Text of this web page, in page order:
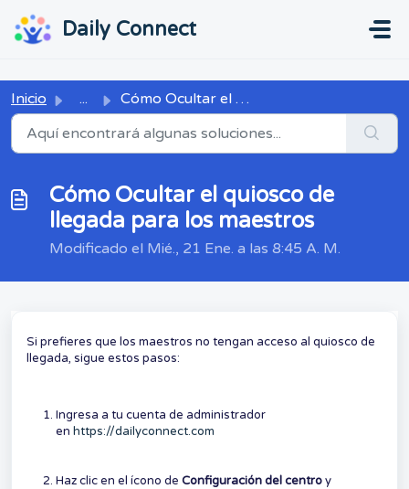
Daily Connect
Inicio ... Cómo Ocultar el quiosco de llegada para los maestros
Cómo Ocultar el quiosco de
llegada para los maestros
Modificado el Mié., 21 Ene. a las 8:45 A. M.
Si prefieres que los maestros no tengan acceso al quiosco de
llegada, sigue estos pasos:
Ingresa a tu cuenta de administrador
en https://dailyconnect.com
Haz clic en el ícono de Configuracióndel centroy